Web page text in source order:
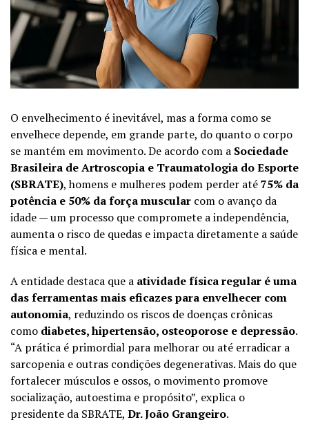
O envelhecimento é inevitável, mas a forma como se
envelhece depende, em grande parte, do quanto o corpo
se mantém em movimento. De acordo com a Sociedade
Brasileira de Artroscopia e Traumatologia do Esporte
(SBRATE), homens e mulheres podem perder até75% da
potência e 50% da força muscular com o avanço da
idade — um processo que compromete a independência,
aumenta o risco de quedas e impacta diretamente a saúde
física e mental.
A entidade destaca que a atividade física regular é uma
das ferramentas mais eficazes para envelhecer com
autonomia, reduzindo os riscos de doenças crônicas
como diabetes, hipertensão, osteoporose e depressão.
“A prática é primordial para melhorar ou até erradicar a
sarcopenia e outras condições degenerativas. Mais do que
fortalecer músculos e ossos, o movimento promove
socialização, autoestima e propósito”, explica o
presidente da SBRATE, Dr. João Grangeiro.